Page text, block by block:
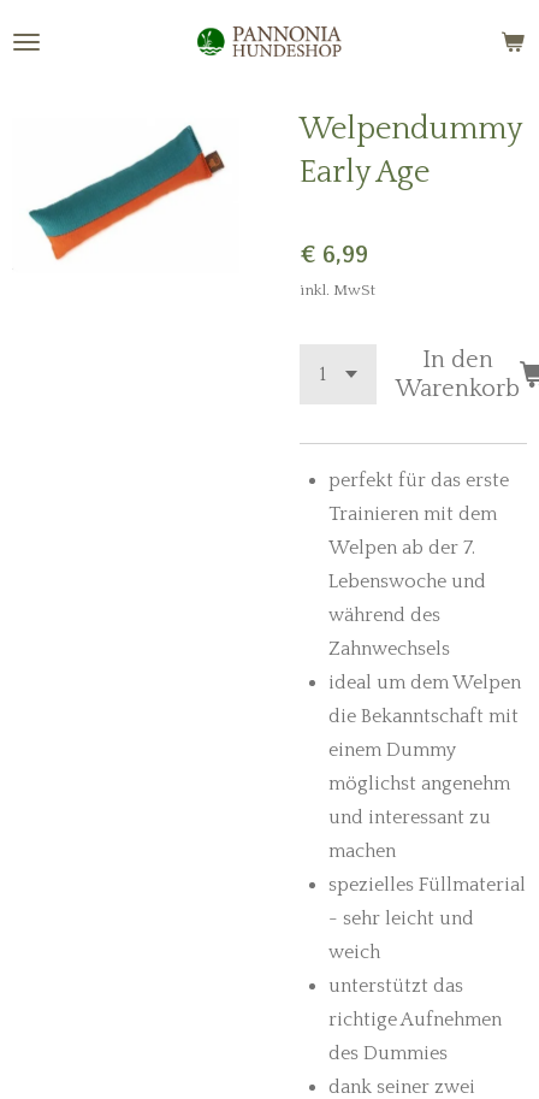
Welpendummy
Early Age
€ 6,99
inkl. MwSt
In den
Warenkorb
perfekt für das erste
Trainieren mit dem
Welpen ab der 7.
Lebenswoche und
während des
Zahnwechsels
ideal um dem Welpen
die Bekanntschaft mit
einem Dummy
möglichst angenehm
und interessant zu
machen
spezielles Füllmaterial
- sehr leicht und
weich
unterstützt das
richtige Aufnehmen
des Dummies
dank seiner zwei